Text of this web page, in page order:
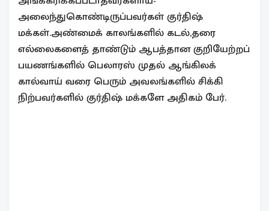
அலைந்துகொண்டிருப்பவர்கள் குர்திஷ்
மக்கள்.அண்மைக் காலங்களில் கடல்,தரை
எல்லைகளைத் தாண்டும் ஆபத்தான குறியேற்றப்
பயணங்களில் பெலாரஸ் முதல் ஆங்கிலக்
கால்வாய் வரை பெரும் அவலங்களில் சிக்கி
நிற்பவர்களில் குர்திஷ் மக்களே அதிகம் பேர்.